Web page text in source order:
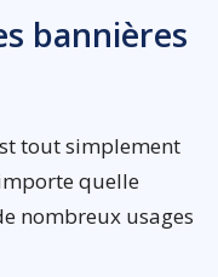
bannières
tout simplement
quelle
nombreux usages